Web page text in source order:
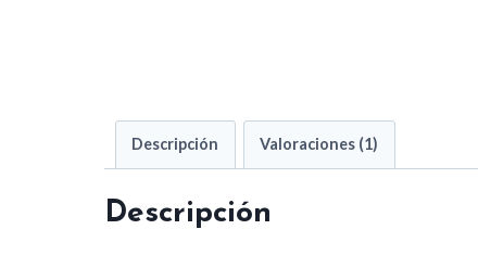
Descripción Valoraciones (1)
Descripción